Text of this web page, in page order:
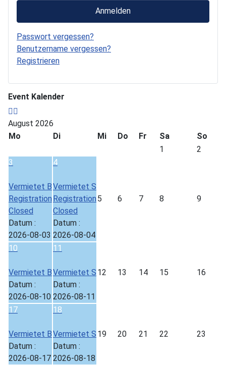
Anmelden
Passwort vergessen?
Benutzername vergessen?
Registrieren
Event Kalender
August 2026
Mo
Di Mi Do Fr Sa
So
1
2
3
Vermietet B
Registration
Closed
Datum :
2026-08-03
4
Vermietet S
Registration
Closed
Datum :
2026-08-04
5 6 7 8 9
10
Vermietet B
Datum :
2026-08-10
11
Vermietet S
Datum :
2026-08-11
12 13 14 15 16
17
Vermietet B
Datum :
2026-08-17
18
Vermietet S
Datum :
2026-08-18
19 20 21 22 23